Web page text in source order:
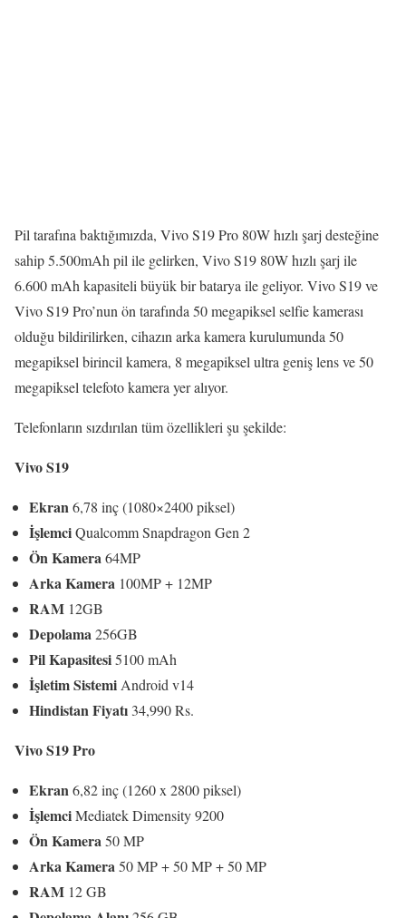
Pil tarafına baktığımızda, Vivo S19 Pro 80W hızlı şarj desteğine
sahip 5.500mAh pil ile gelirken, Vivo S19 80W hızlı şarj ile
6.600 mAh kapasiteli büyük bir batarya ile geliyor. Vivo S19 ve
Vivo S19 Pro’nun ön tarafında 50 megapiksel selfie kamerası
olduğu bildirilirken, cihazın arka kamera kurulumunda 50
megapiksel birincil kamera, 8 megapiksel ultra geniş lens ve 50
megapiksel telefoto kamera yer alıyor.
Telefonların sızdırılan tüm özellikleri şu şekilde:
Vivo S19
Ekran6,78 inç (1080×2400 piksel)
İşlemciQualcomm Snapdragon Gen 2
Ön Kamera64MP
Arka Kamera 100MP + 12MP
RAM 12GB
Depolama256GB
Pil Kapasitesi5100 mAh
İşletim SistemiAndroid v14
Hindistan Fiyatı 34,990 Rs.
Vivo S19 Pro
Ekran6,82 inç (1260 x 2800 piksel)
İşlemciMediatek Dimensity 9200
Ön Kamera50 MP
Arka Kamera50 MP + 50 MP + 50 MP
RAM 12 GB